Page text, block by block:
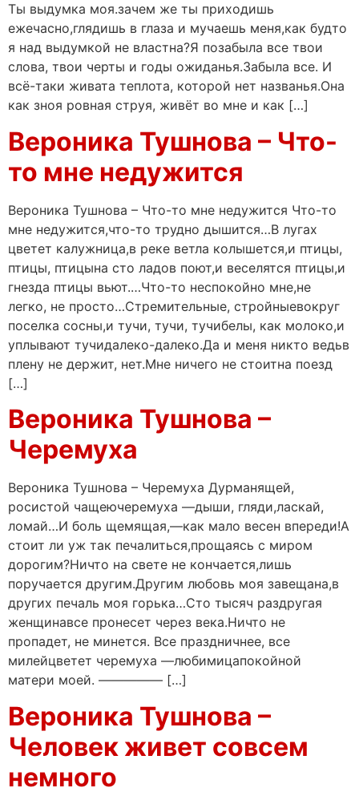
Ты выдумка моя.зачем же ты приходишь
ежечасно,глядишь в глаза и мучаешь меня,как будто
я над выдумкой не властна?Я позабыла все твои
слова, твои черты и годы ожиданья.Забыла все. И
всё-таки живата теплота, которой нет названья.Она
как зноя ровная струя, живёт во мне и как […]
Вероника Тушнова – Что-
то мне недужится
Вероника Тушнова – Что-то мне недужится Что-то
мне недужится,что-то трудно дышится…В лугах
цветет калужница,в реке ветла колышется,и птицы,
птицы, птицына сто ладов поют,и веселятся птицы,и
гнезда птицы вьют.…Что-то неспокойно мне,не
легко, не просто…Стремительные, стройныевокруг
поселка сосны,и тучи, тучи, тучибелы, как молоко,и
уплывают тучидалеко-далеко.Да и меня никто ведьв
плену не держит, нет.Мне ничего не стоитна поезд
[…]
Вероника Тушнова –
Черемуха
Вероника Тушнова – Черемуха Дурманящей,
росистой чащеючеремуха —дыши, гляди,ласкай,
ломай…И боль щемящая,—как мало весен впереди!А
стоит ли уж так печалиться,прощаясь с миром
дорогим?Ничто на свете не кончается,лишь
поручается другим.Другим любовь моя завещана,в
других печаль моя горька…Сто тысяч раздругая
женщинавсе пронесет через века.Ничто не
пропадет, не минется. Все праздничнее, все
милейцветет черемуха —любимицапокойной
матери моей. ————— […]
Вероника Тушнова –
Человек живет совсем
немного